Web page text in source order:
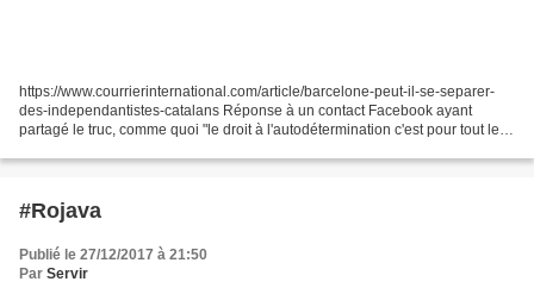
https://www.courrierinternational.com/article/barcelone-peut-il-se-separer-
des-independantistes-catalans Réponse à un contact Facebook ayant
partagé le truc, comme quoi "le droit à l'autodétermination c'est pour tout le
#Rojava
Publié le 27/12/2017 à 21:50
Par Servir